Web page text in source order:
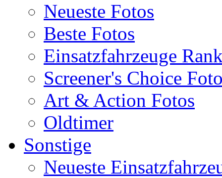
Neueste Fotos
Beste Fotos
Einsatzfahrzeuge
Screener's Choice
Art & Action Fotos
Oldtimer
Sonstige
Neueste